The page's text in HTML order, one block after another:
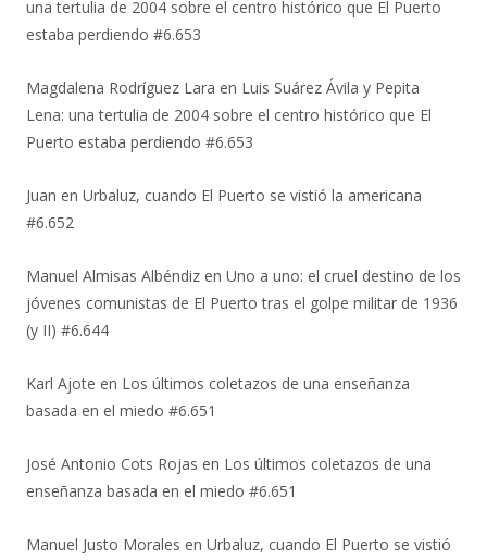
una tertulia de 2004 sobre el centro histórico que El Puerto
estaba perdiendo #6.653
Magdalena Rodríguez Lara en Luis Suárez Ávila y Pepita
Lena: una tertulia de 2004 sobre el centro histórico que El
Puerto estaba perdiendo #6.653
Juan en Urbaluz, cuando El Puerto se vistió la americana
#6.652
Manuel Almisas Albéndiz en Uno a uno: el cruel destino de los
jóvenes comunistas de El Puerto tras el golpe militar de 1936
(y II) #6.644
Karl Ajote en Los últimos coletazos de una enseñanza
basada en el miedo #6.651
José Antonio Cots Rojas en Los últimos coletazos de una
enseñanza basada en el miedo #6.651
Manuel Justo Morales en Urbaluz, cuando El Puerto se vistió